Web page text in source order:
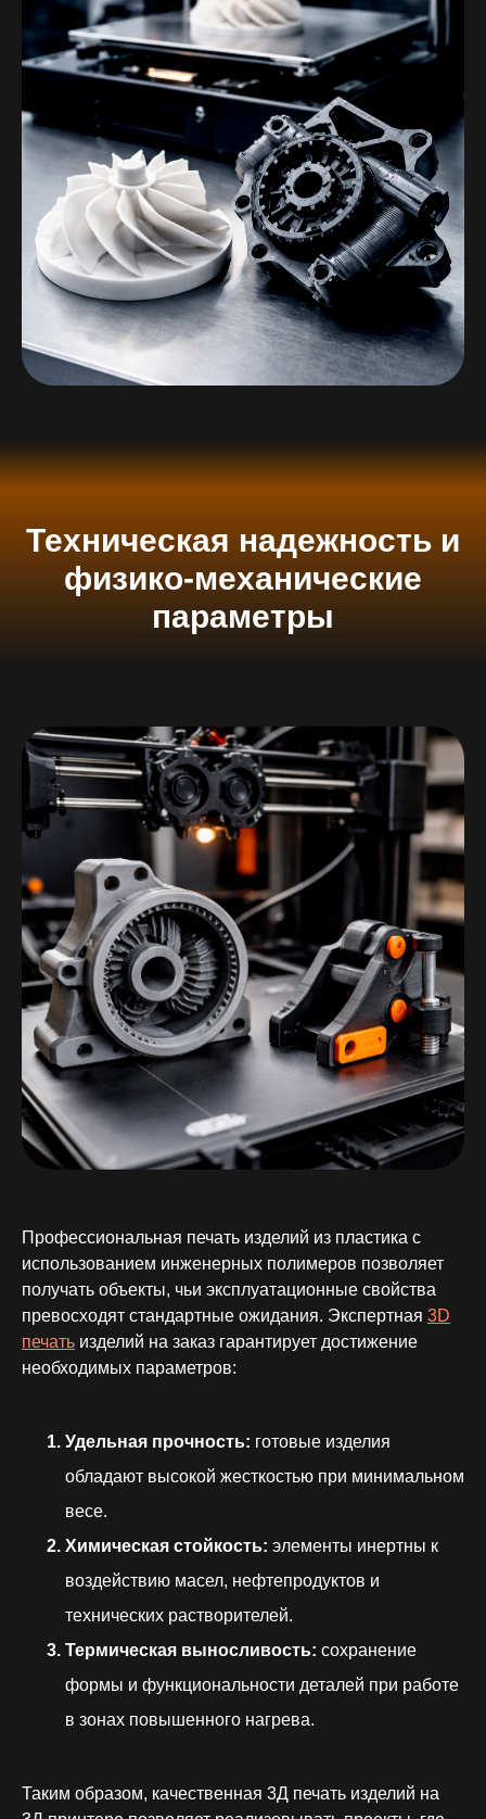
Техническая надежность и
физико-механические
параметры
Профессиональная печать изделий из пластика с
использованием инженерных полимеров позволяет
получать объекты, чьи эксплуатационные свойства
превосходят стандартные ожидания. Экспертная 3D
печать изделий на заказ гарантирует достижение
необходимых параметров:
Удельная прочность: готовые изделия
обладают высокой жесткостью при минимальном
весе.
Химическая стойкость: элементы инертны к
воздействию масел, нефтепродуктов и
технических растворителей.
Термическая выносливость: сохранение
формы и функциональности деталей при работе
в зонах повышенного нагрева.
Таким образом, качественная 3Д печать изделий на